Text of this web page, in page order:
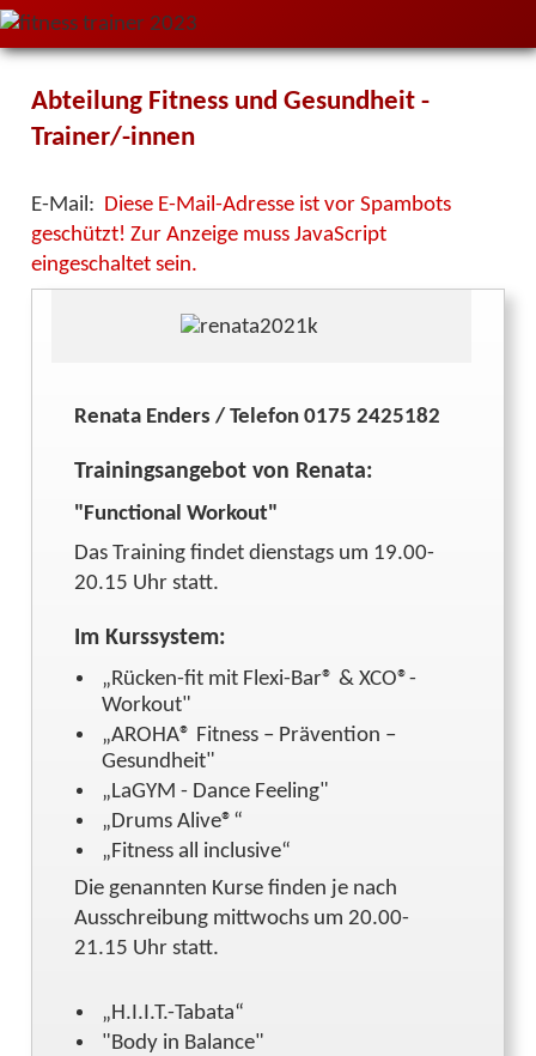
Abteilung Fitness und Gesundheit -
Trainer/-innen
E-Mail: Diese E-Mail-Adresse ist vor Spambots
geschützt! Zur Anzeige muss JavaScript
eingeschaltet sein.
Renata Enders / Telefon 0175 2425182
Trainingsangebot von Renata:
"Functional Workout"
Das Training findet dienstags um 19.00-
20.15 Uhr statt.
Im Kurssystem:
„Rücken-fit mit Flexi-Bar® & XCO®-
Workout"
„AROHA® Fitness – Prävention –
Gesundheit"
„LaGYM - Dance Feeling"
„Drums Alive®“
„Fitness all inclusive“
Die genannten Kurse finden je nach
Ausschreibung mittwochs um 20.00-
21.15 Uhr statt.
„H.I.I.T.-Tabata“
"Body in Balance"